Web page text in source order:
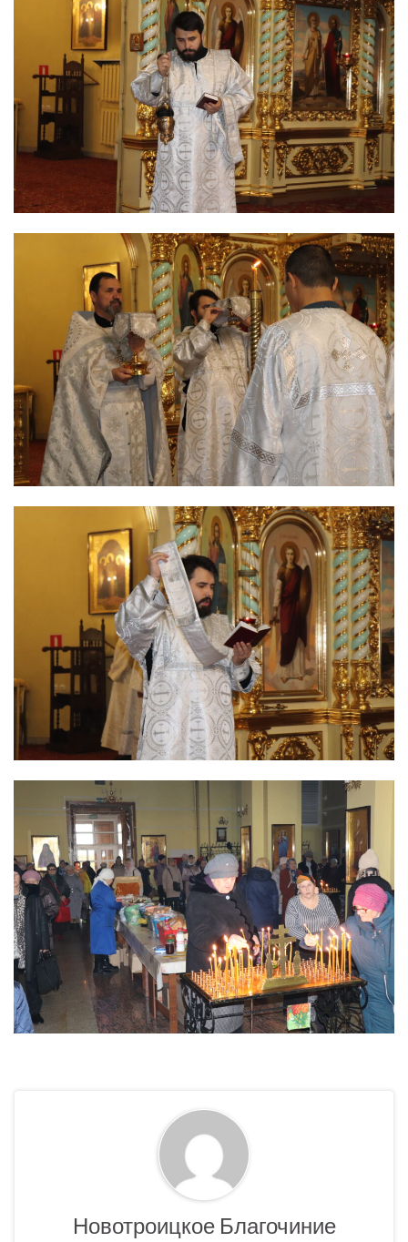
Новотроицкое Благочиние